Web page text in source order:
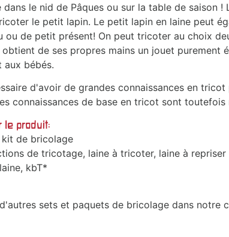
le nid de Pâques ou sur la table de saison !
le petit lapin. Le petit lapin en laine peut
ou de petit présent! On peut tricoter au choix
de ses propres mains un jouet purement
aux bébés.
d'avoir de grandes connaissances en
connaissances de base en tricot sont toutefois
le produit:
de bricolage
de tricotage, laine à tricoter, laine à repriser
kbT*
sets et paquets de bricolage dans notre